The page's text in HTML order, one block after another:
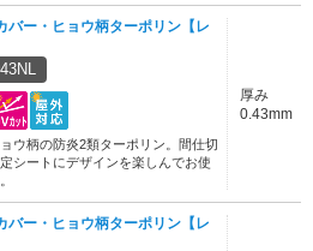
バー・ヒョウ柄ターポリン【レ
ウ柄の防炎2類ターポリン。間仕切
シートにデザインを楽しんでお使
厚み
0.43mm
バー・ヒョウ柄ターポリン【レ